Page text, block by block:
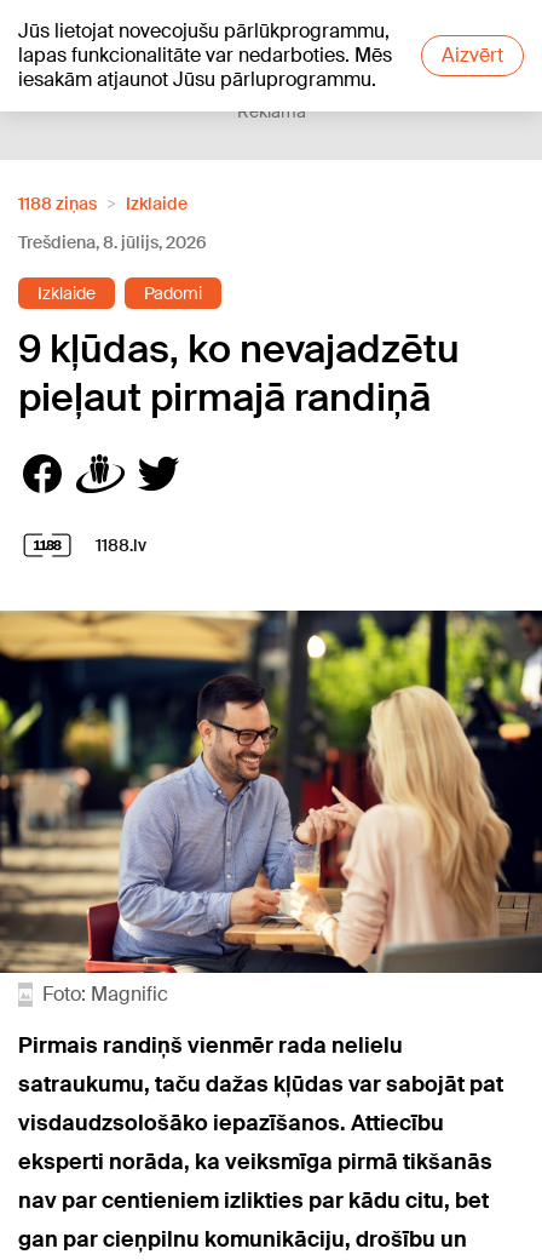
Jūs lietojat novecojušu pārlūkprogrammu,
lapas funkcionalitāte var nedarboties. Mēs
iesakām atjaunot Jūsu pārluprogrammu.
Aizvērt
+24°C
Reklāma
1188 ziņas
Izklaide
Trešdiena, 8. jūlijs, 2026
Izklaide Padomi
9 kļūdas, ko nevajadzētu
pieļaut pirmajā randiņā
1188.lv
Foto: Magnific
Pirmais randiņš vienmēr rada nelielu
satraukumu, taču dažas kļūdas var sabojāt pat
visdaudzsološāko iepazīšanos. Attiecību
eksperti norāda, ka veiksmīga pirmā tikšanās
nav par centieniem izlikties par kādu citu, bet
gan par cieņpilnu komunikāciju, drošību un